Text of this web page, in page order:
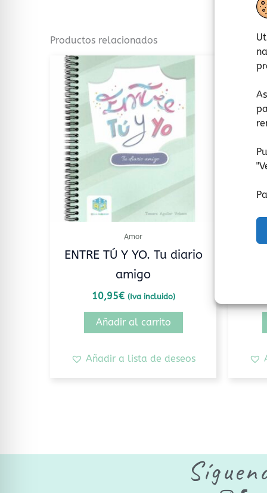
"
Productos relacionados
Amor
ENTRE TÚ Y YO. Tu diario
amigo
10,95€ (Iva incluido)
Añadir al carrito
Añadir a lista de deseos